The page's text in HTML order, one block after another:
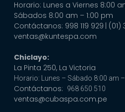
Horario: Lunes a Viernes 8:00
Sábados 8:00 am – 1:00 pm
Contáctanos: 998 119 929 | (01)
ventas@kuntespa.com
Chiclayo:
La Pinta 250, La Victoria
Horario: Lunes – Sábado 8:00 am
Contáctanos: 968 650 510
ventas@cubaspa.com.pe